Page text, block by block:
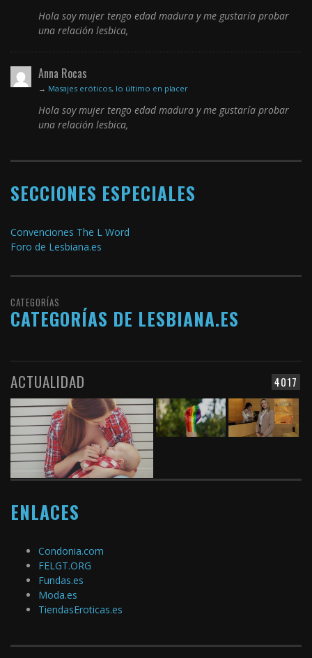
Hola soy mujer tengo edad madura y me gustaría probar
una relación lesbica,
Anna Rocas
→ Masajes eróticos, lo último en placer
Hola soy mujer tengo edad madura y me gustaría probar
una relación lesbica,
SECCIONES ESPECIALES
Convenciones The L Word
Foro de Lesbiana.es
CATEGORÍAS
CATEGORÍAS DE LESBIANA.ES
4017
ACTUALIDAD
ENLACES
Condonia.com
FELGT.ORG
Fundas.es
Moda.es
TiendasEroticas.es